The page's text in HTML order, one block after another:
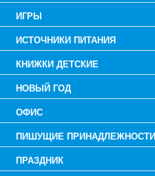
ИГРЫ
ИСТОЧНИКИ ПИТАНИЯ
КНИЖКИ ДЕТСКИЕ
НОВЫЙ ГОД
ОФИС
ПИШУЩИЕ ПРИНАДЛЕЖНОСТИ
ПРАЗДНИК